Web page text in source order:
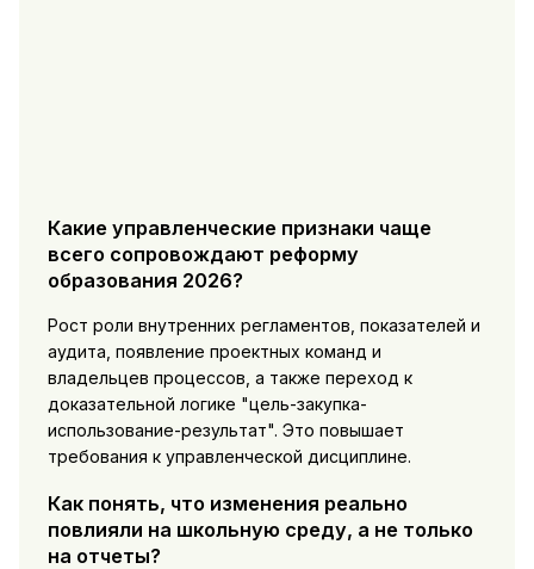
Какие управленческие признаки чаще
всего сопровождают реформу
образования 2026?
Рост роли внутренних регламентов, показателей и
аудита, появление проектных команд и
владельцев процессов, а также переход к
доказательной логике "цель-закупка-
использование-результат". Это повышает
требования к управленческой дисциплине.
Как понять, что изменения реально
повлияли на школьную среду, а не только
на отчеты?